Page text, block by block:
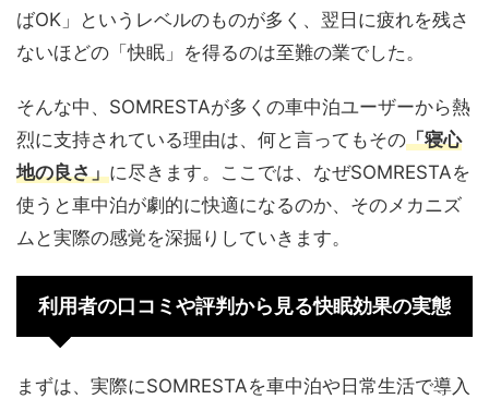
ばOK」というレベルのものが多く、翌日に疲れを残さ
ないほどの「快眠」を得るのは至難の業でした。
そんな中、SOMRESTAが多くの車中泊ユーザーから熱
烈に支持されている理由は、何と言ってもその「寝心
地の良さ」に尽きます。ここでは、なぜSOMRESTAを
使うと車中泊が劇的に快適になるのか、そのメカニズ
ムと実際の感覚を深掘りしていきます。
利用者の口コミや評判から見る快眠効果の実態
まずは、実際にSOMRESTAを車中泊や日常生活で導入